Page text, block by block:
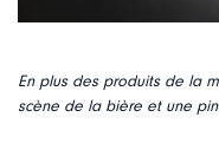
En plus des produits de la
scène de la bière et une